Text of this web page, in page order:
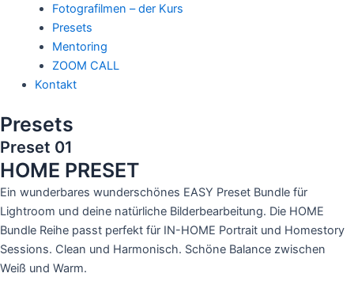
Fotografilmen – der Kurs
Presets
Mentoring
ZOOM CALL
Kontakt
Presets
Preset 01
HOME PRESET
Ein wunderbares wunderschönes EASY Preset Bundle für
Lightroom und deine natürliche Bilderbearbeitung. Die HOME
Bundle Reihe passt perfekt für IN-HOME Portrait und Homestory
Sessions. Clean und Harmonisch. Schöne Balance zwischen
Weiß und Warm.